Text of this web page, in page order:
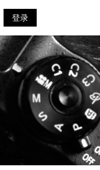
登录